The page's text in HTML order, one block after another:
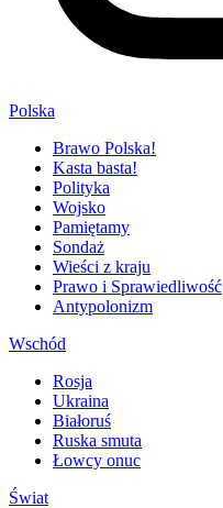
Polska
Brawo Polska!
Kasta basta!
Polityka
Wojsko
Pamiętamy
Sondaż
Wieści z kraju
Prawo i Sprawiedliwość
Antypolonizm
Wschód
Rosja
Ukraina
Białoruś
Ruska smuta
Łowcy onuc
Świat